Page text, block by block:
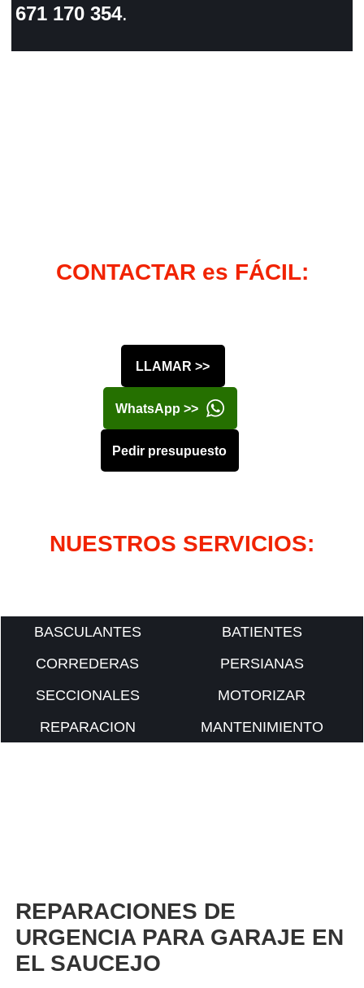
671 170 354.
CONTACTAR es FÁCIL:
LLAMAR >>
WhatsApp >>
Pedir presupuesto
NUESTROS SERVICIOS:
BASCULANTES
BATIENTES
CORREDERAS
PERSIANAS
SECCIONALES
MOTORIZAR
REPARACION
MANTENIMIENTO
REPARACIONES DE
URGENCIA PARA GARAJE EN
EL SAUCEJO